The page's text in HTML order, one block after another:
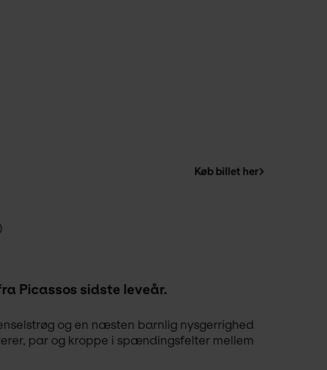
Køb billet her
Picassos sidste leveår.
og en næsten barnlig nysgerrighed
par og kroppe i spændingsfelter mellem